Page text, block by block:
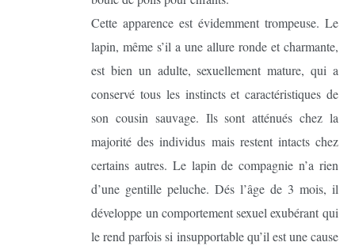
Cette apparence est évidemment trompeuse. Le
lapin, même s’il a une allure ronde et charmante,
est bien un adulte, sexuellement mature, qui a
conservé tous les instincts et caractéristiques de
son cousin sauvage. Ils sont atténués chez la
majorité des individus mais restent intacts chez
certains autres. Le lapin de compagnie n’a rien
d’une gentille peluche. Dés l’âge de 3 mois, il
développe un comportement sexuel exubérant qui
le rend parfois si insupportable qu’il est une cause